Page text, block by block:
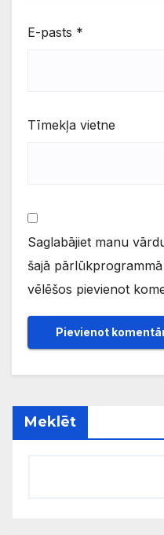
E-pasts *
Tīmekļa vietne
Saglabājiet manu
šajā
vēlēšos pievienot
Meklēt